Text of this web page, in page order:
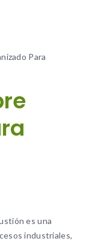
Para
es una
industriales,